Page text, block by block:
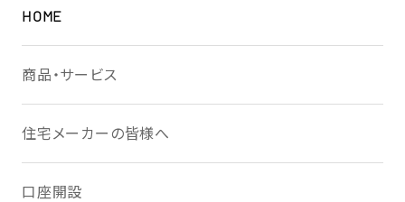
HOME
商品・サービス
住宅メーカーの皆様へ
口座開設